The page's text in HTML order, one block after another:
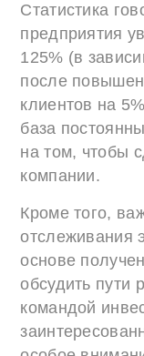
Статистика
предприятия
125% (в
после
клиентов на
база
на том, чтобы
компании.
Кроме того,
отслеживания
основе
обсудить пути
командой